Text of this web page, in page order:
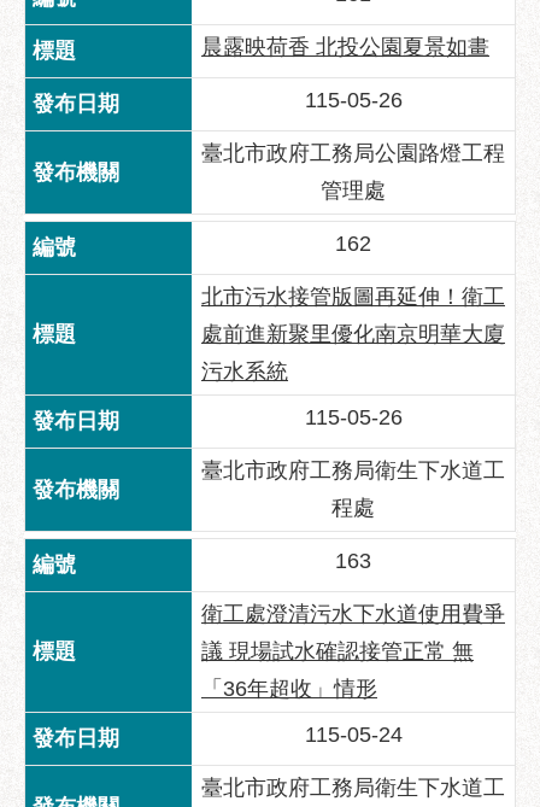
公
開
優
良
事
蹟
影
音
專
性
主
流
化
性
騷
擾
防
廉
園
地
便
晨露映荷香 北投公園夏景如畫
115-05-26
臺北市政府工務局公園路燈工程
管理處
162
北市污水接管版圖再延伸！衛工
處前進新聚里優化南京明華大廈
污水系統
115-05-26
臺北市政府工務局衛生下水道工
程處
163
衛工處澄清污水下水道使用費爭
議 現場試水確認接管正常 無
「36年超收」情形
115-05-24
臺北市政府工務局衛生下水道工